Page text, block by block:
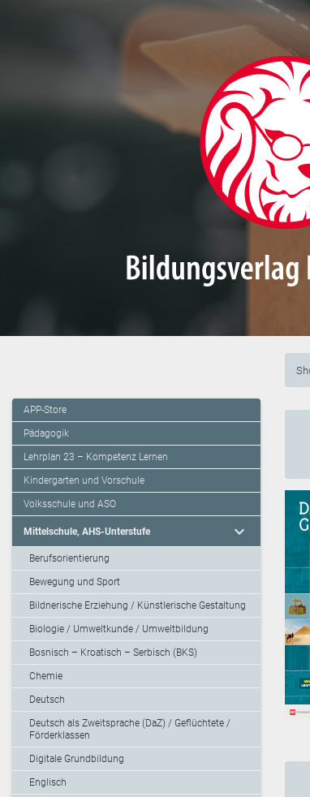
APP-Store
Pädagogik
Lehrplan 23 – Kompetenz Lernen
Kindergarten und Vorschule
Volksschule und ASO
Mittelschule, AHS-Unterstufe expand_more
Berufsorientierung
Bewegung und Sport
Bildnerische Erziehung / Künstlerische Gestaltung
Biologie / Umweltkunde / Umweltbildung
Bosnisch – Kroatisch – Serbisch (BKS)
Chemie
Deutsch
Deutsch als Zweitsprache (DaZ) / Geflüchtete /
Förderklassen
Digitale Grundbildung
Englisch